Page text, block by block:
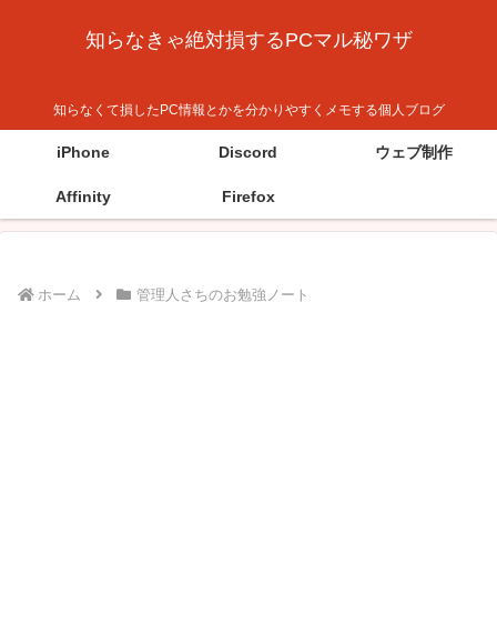
知らなきゃ絶対損するPCマル秘ワザ
知らなくて損したPC情報とかを分かりやすくメモする個人ブログ
iPhone Discord ウェブ制作
Affinity Firefox
ホーム 管理人さちのお勉強ノート